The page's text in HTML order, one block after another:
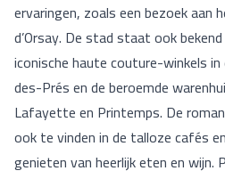
ervaringen, zoals een bezoek
d’Orsay. De stad staat ook
iconische haute couture-winkels
des-Prés en de beroemde
Lafayette en Printemps. De
ook te vinden in de talloze cafés
genieten van heerlijk eten en wijn.